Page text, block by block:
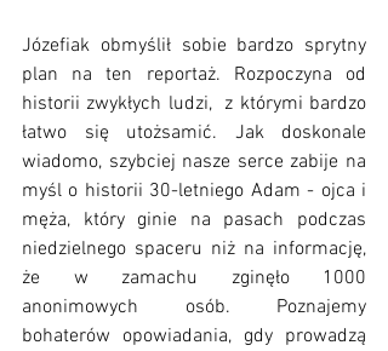
Józefiak obmyślił sobie bardzo sprytny
plan na ten reportaż. Rozpoczyna od
historii zwykłych ludzi,  z którymi bardzo
łatwo się utożsamić. Jak doskonale
wiadomo, szybciej nasze serce zabije na
myśl o historii 30-letniego Adam - ojca i
męża, który ginie na pasach podczas
niedzielnego spaceru niż na informację,
że w zamachu zginęło 1000
anonimowych osób. Poznajemy
bohaterów opowiadania, gdy prowadzą